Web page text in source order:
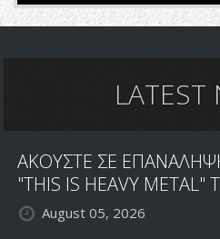
LATEST
ΑΚΟΥΣΤΕ ΣΕ
"THIS IS HEAVY
August 05, 2026